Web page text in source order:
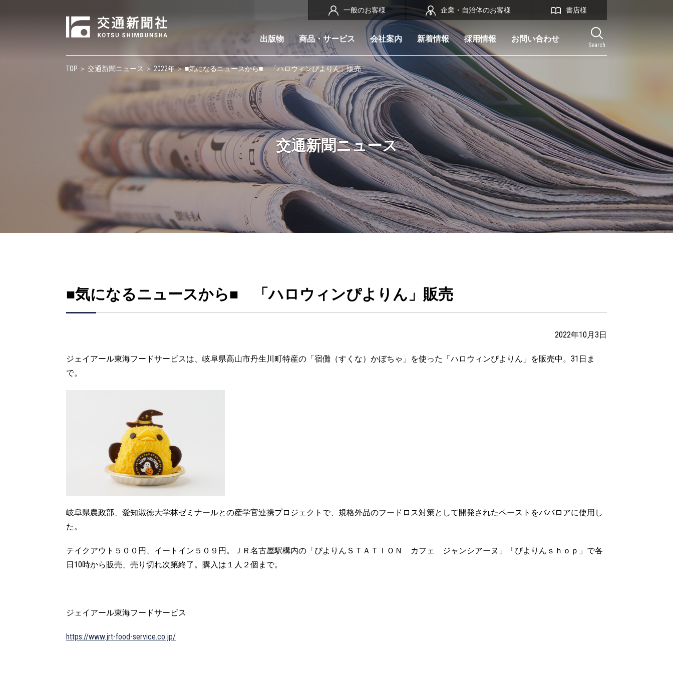
Search
出版物 商品・サービス 会社案内 新着情報 採用情報 お問い合わせ
一般のお客様 企業・自治体のお客様 書店様
TOP ＞ 交通新聞ニュース ＞ 2022年＞ ■気になるニュースから■ 「ハロウィンぴよりん」販売
交通新聞ニュース
■気になるニュースから■ 「ハロウィンぴよりん」販売
2022年10月3日
ジェイアール東海フードサービスは、岐阜県高山市丹生川町特産の「宿儺（すくな）かぼちゃ」を使った「ハロウィンぴよりん」を販売中。31日ま
で。
岐阜県農政部、愛知淑徳大学林ゼミナールとの産学官連携プロジェクトで、規格外品のフードロス対策として開発されたペーストをババロアに使用し
た。
テイクアウト５００円、イートイン５０９円。ＪＲ名古屋駅構内の「ぴよりんＳＴＡＴＩＯＮ カフェ ジャンシアーヌ」「ぴよりんｓｈｏｐ」で各
日10時から販売、売り切れ次第終了。購入は１人２個まで。
ジェイアール東海フードサービス
https://www.jrt-food-service.co.jp/